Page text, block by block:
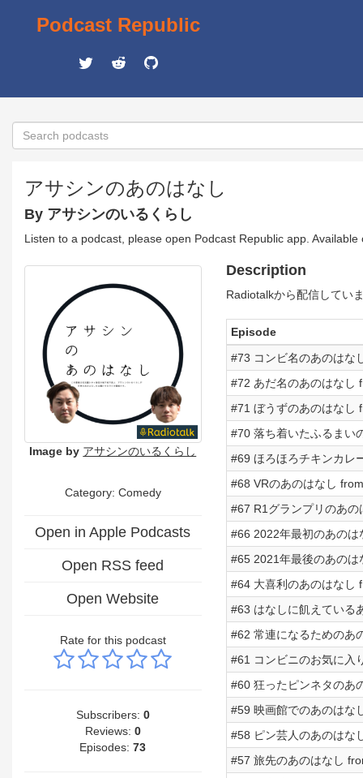
Podcast Republic
アサシンのあのはなし
By アサシンのいるくらし
Listen to a podcast, please open Podcast Republic app.
Image by アサシンのいるくらし
Category: Comedy
Open in Apple Podcasts
Open RSS feed
Open Website
Rate for this podcast
Subscribers: 0
Reviews: 0
Episodes:73
Description
Radiotalkから配信してい
Episode
#73 コンビ名のあのはな
#72 あだ名のあのはなし
#71 ぼうずのあのはなし
#70 落ち着いたふるまい
#69 ほろほろチキンカレ
#68 VRのあのはなし
#67 R1グランプリのあ
#66 2022年最初のあの
#65 2021年最後のあの
#64 大喜利のあのはなし
#63 はなしに飢えている
#62 常連になるためのあ
#61 コンビニのお気に入
#60 狂ったピンネタのあ
#59 映画館でのあのはな
#58 ピン芸人のあのはな
#57 旅先のあのはなし